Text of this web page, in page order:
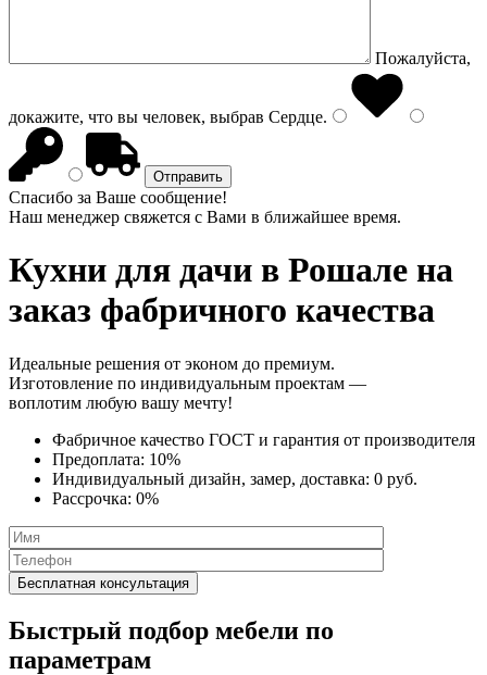
Пожалуйста,
докажите, что вы человек, выбрав Сердце.
Спасибо за Ваше сообщение!
Наш менеджер свяжется с Вами в ближайшее время.
Кухни для дачи в Рошале на
заказ фабричного качества
Идеальные решения от эконом до премиум.
Изготовление по индивидуальным проектам —
воплотим любую вашу мечту!
Фабричное качество ГОСТ и гарантия от производителя
Предоплата: 10%
Индивидуальный дизайн, замер, доставка: 0 руб.
Рассрочка: 0%
Быстрый подбор мебели по
параметрам